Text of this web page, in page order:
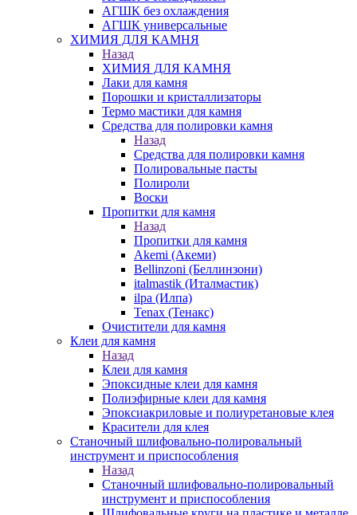
АГШК без охлаждения
АГШК универсальные
ХИМИЯ ДЛЯ КАМНЯ
Назад
ХИМИЯ ДЛЯ КАМНЯ
Лаки для камня
Порошки и кристаллизаторы
Термо мастики для камня
Средства для полировки камня
Назад
Средства для полировки камня
Полировальные пасты
Полироли
Воски
Пропитки для камня
Назад
Пропитки для камня
Akemi (Акеми)
Bellinzoni (Беллинзони)
italmastik (Италмастик)
ilpa (Илпа)
Tenax (Тенакс)
Очистители для камня
Клеи для камня
Назад
Клеи для камня
Эпоксидные клеи для камня
Полиэфирные клеи для камня
Эпоксиакриловые и полиуретановые клея
Красители для клея
Станочный шлифовально-полировальный
инструмент и приспособления
Назад
Станочный шлифовально-полировальный
инструмент и приспособления